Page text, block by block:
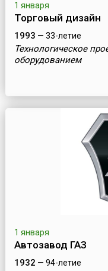
1 января
Торговый дизайн
1993 — 33-летие
Технологическое
оборудованием
1 января
Автозавод ГАЗ
1932 — 94-летие